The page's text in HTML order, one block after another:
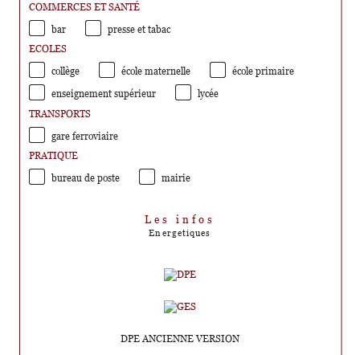
COMMERCES ET SANTÉ
bar
presse et tabac
ECOLES
collège
école maternelle école primaire
enseignement supérieur
lycée
TRANSPORTS
gare ferroviaire
PRATIQUE
bureau de poste
mairie
Les infos
Energetiques
DPE ANCIENNE VERSION